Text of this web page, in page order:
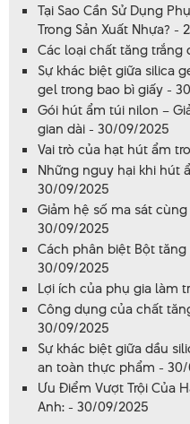
Tại Sao Cần Sử Dụng
Trong Sản Xuất Nhựa? -
Các loại chất tăng
Sự khác biệt giữa silica
gel trong bao bì giấy -
Gói hút ẩm túi nilon –
gian dài - 30/09/2025
Vai trò của hạt hút ẩm
Những nguy hại khi hút
30/09/2025
Giảm hệ số ma sát
30/09/2025
Cách phân biệt Bột
30/09/2025
Lợi ích của phụ gia làm
Công dụng của chất
30/09/2025
Sự khác biệt giữa dầu
an toàn thực phẩm -
Ưu Điểm Vượt Trội Của
Anh: - 30/09/2025